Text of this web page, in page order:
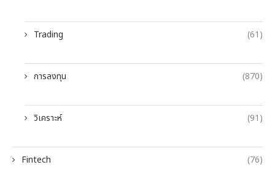
Trading (61)
การลงทุน (870)
วิเคราะห์ (91)
Fintech (76)